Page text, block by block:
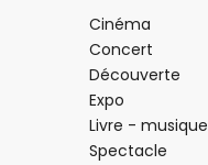
Cinéma
Concert
Découverte
Expo
Livre - musique
Spectacle